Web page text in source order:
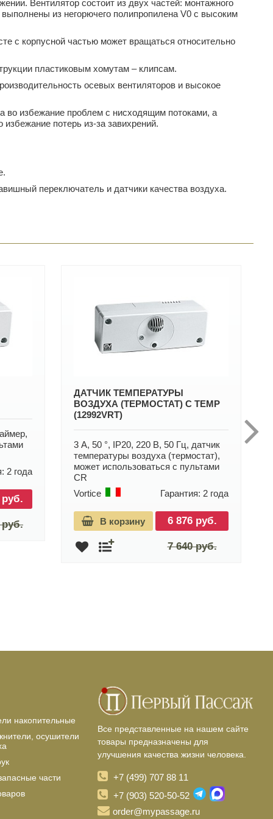
Вентилятор состоит из двух частей: монтажного
из негорючего полипропилена V0 с высоким
с корпусной частью может вращаться относительно
пластиковым хомутам – клипсам.
осевых вентиляторов и высокое
во избежание проблем с нисходящим потоками, а
потерь из-за завихрений.
переключатель и датчики качества воздуха.
2 года
руб.
руб.
ДАТЧИК ТЕМПЕРАТУРЫ
ВОЗДУХА (ТЕРМОСТАТ) C TEMP
(12992VRT)
3 А, 50 °, IP20, 220 В, 50 Гц, датчик
температуры воздуха (термостат),
может использоваться с пультами
CR
Vortice
Гарантия: 2 года
6 876 руб.
7 640 руб.
В корзину
накопительные
осушители
части
Все представленные на нашем сайте
товары предназначены для
улучшения качества жизни человека.
+7 (499) 707 88 11
+7 (903) 520-50-52
order@mypassage.ru